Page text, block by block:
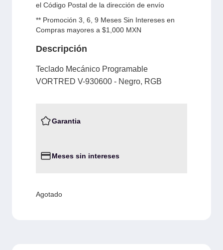
el Código Postal de la dirección de envío
** Promoción 3, 6, 9 Meses Sin Intereses en
Compras mayores a $1,000 MXN
Descripción
Teclado Mecánico Programable
VORTRED V-930600 - Negro, RGB
Garantia
Meses sin intereses
Agotado